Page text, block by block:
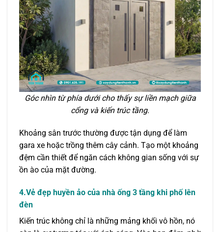
Góc nhìn từ phía dưới cho thấy sự liền mạch giữa
cổng và kiến trúc tầng.
Khoảng sân trước thường được tận dụng để làm
gara xe hoặc trồng thêm cây cảnh. Tạo một khoảng
đệm cần thiết để ngăn cách không gian sống với sự
ồn ào của mặt đường.
4.Vẻ đẹp huyền ảo của nhà ống 3 tầng khi phố lên
đèn
Kiến trúc không chỉ là những mảng khối vô hồn, nó